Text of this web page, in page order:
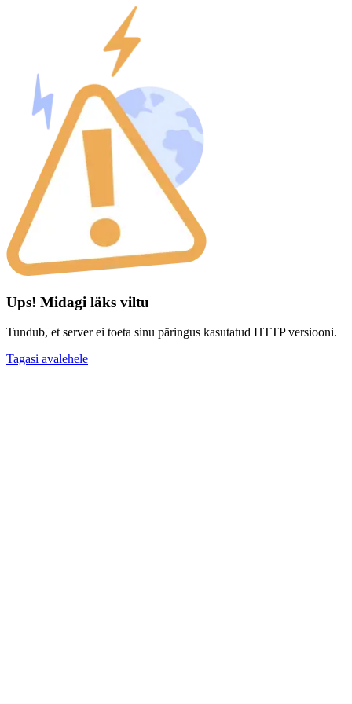
Ups! Midagi läks viltu
Tundub, et server ei toeta sinu päringus kasutatud HTTP versiooni.
Tagasi avalehele